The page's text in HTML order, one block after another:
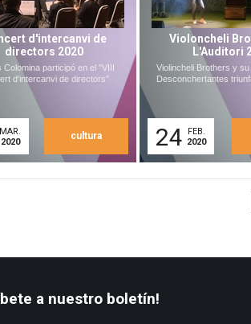
d'intercanvi de
directors 2020
Colomina participó en el "VIII
d'intercanvi de directors"
MAR.
2020
cultura
Violoncheli
L'Auditori
Violincheli Brothers y
Desconchertantes
24
FEB.
2020
a nuestro boletín!